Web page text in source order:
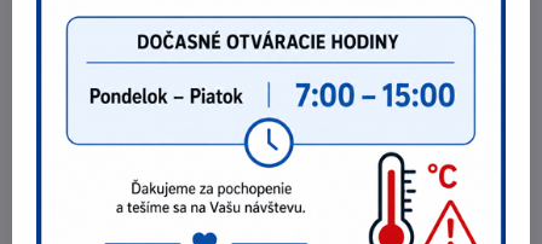
Kraťasy Cerva CRAMBE
33,21 € Zobraziť
Sukňa Malfini TWO IN ONE 604
14,76 €
12 €bez DPH
Zobraziť